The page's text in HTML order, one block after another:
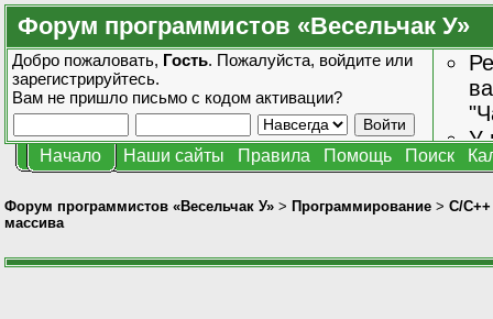
Форум программистов «Весельчак У»
Добро пожаловать, Гость. Пожалуйста, войдите или
зарегистрируйтесь.
Вам не пришло письмо с кодом активации?
У
Начало Наши сайты Правила Помощь Поиск
Форум программистов «Весельчак У» > Программирование > C/C++
массива